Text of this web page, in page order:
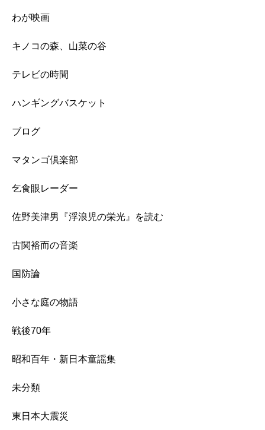
わが映画
キノコの森、山菜の谷
テレビの時間
ハンギングバスケット
ブログ
マタンゴ倶楽部
乞食眼レーダー
佐野美津男『浮浪児の栄光』を読む
古関裕而の音楽
国防論
小さな庭の物語
戦後70年
昭和百年・新日本童謡集
未分類
東日本大震災